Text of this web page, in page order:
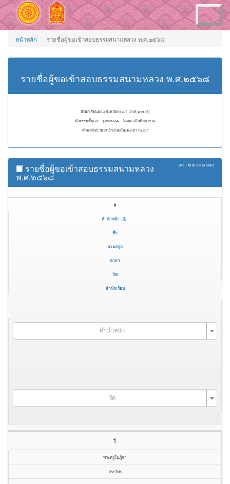
Toggle
navigation
หน้าหลัก รายชื่อผู้ขอเข้าสอบธรรมสนามหลวง พ.ศ.๒๕๖๘
รายชื่อผู้ขอเข้าสอบธรรมสนามหลวง พ.ศ.๒๕๖๘
สำนักเรียนคณะจังหวัดพะเยา ภาค ๖-๗ (ธ)
นักธรรมชั้นเอก - ๖๒๒๒๐๐๑ - วัดอนาลโยทิพยาราม
ตำบลสันป่าม่วง อำเภอเมืองพะเยา พะเยา
แสดง 1 ถึง 50 จาก 59 ผลลัพธ์
รายชื่อผู้ขอเข้าสอบธรรมสนามหลวง
พ.ศ.๒๕๖๘
#
คำนำหน้า
ชื่อ
นามสกุล
ฉายา
วัด
สำนักเรียน
คำนำหน้า
วัด
1
พระครูใบฎีกา
ประไพร